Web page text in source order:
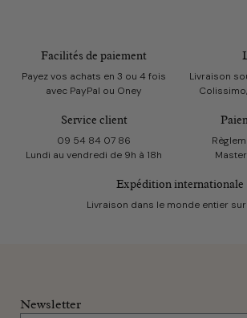
Facilités de paiement
Payez vos achats en 3 ou 4 fois
avec PayPal ou Oney
Livraison
Service client
09 54 84 07 86
Lundi au vendredi de 9h à 18h
Expédition internationale
Livraison dans le monde entier
Newsletter